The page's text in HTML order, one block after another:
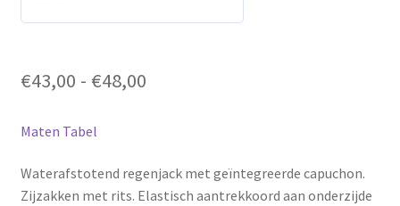
€43,00 - €48,00Prijsklasse:
Maten Tabel
Waterafstotend regenjack met geïntegreerde capuchon.
Zijzakken met rits. Elastisch aantrekkoord aan onderzijde